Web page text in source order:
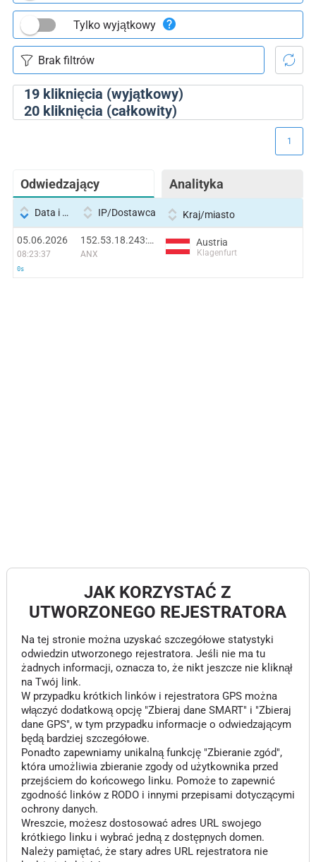
19kliknięcia (wyjątkowy)
20kliknięcia (całkowity)
Tylko wyjątkowy
Odwiedzający Analityka
1
Data i godzina IP/Dostawca Kraj/miasto
05.06.2026
08:23:37
0s
152.53.18.243:37476
ANX
Austria
Klagenfurt
JAK KORZYSTAĆ Z
UTWORZONEGO REJESTRATORA
Na tej stronie można uzyskać szczegółowe statystyki
odwiedzin utworzonego rejestratora. Jeśli nie ma tu
żadnych informacji, oznacza to, że nikt jeszcze nie kliknął
na Twój link.
W przypadku krótkich linków i rejestratora GPS można
włączyć dodatkową opcję "Zbieraj dane SMART" i "Zbieraj
dane GPS", w tym przypadku informacje o odwiedzającym
będą bardziej szczegółowe.
Ponadto zapewniamy unikalną funkcję "Zbieranie zgód",
która umożliwia zbieranie zgody od użytkownika przed
przejściem do końcowego linku. Pomoże to zapewnić
zgodność linków z RODO i innymi przepisami dotyczącymi
ochrony danych.
Wreszcie, możesz dostosować adres URL swojego
krótkiego linku i wybrać jedną z dostępnych domen.
Należy pamiętać, że stary adres URL rejestratora nie